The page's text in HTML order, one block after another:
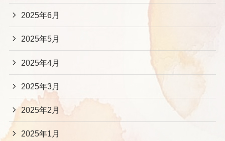
2025年6月
2025年5月
2025年4月
2025年3月
2025年2月
2025年1月